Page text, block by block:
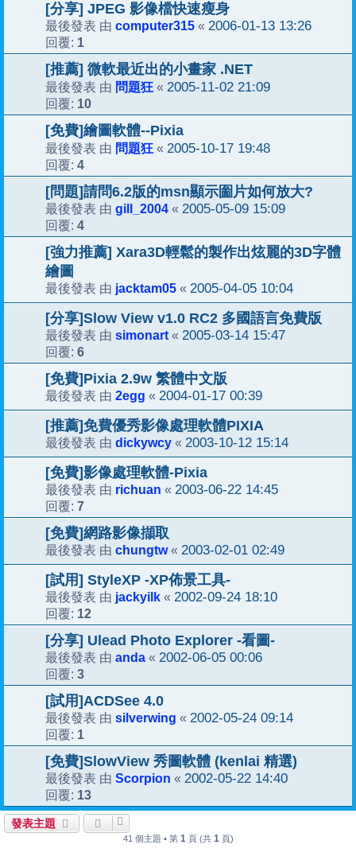
[分享] JPEG 影像檔快速瘦身
最後發表 由 computer315 « 2006-01-13 13:26
回覆: 1
[推薦] 微軟最近出的小畫家 .NET
最後發表 由 問題狂 « 2005-11-02 21:09
回覆: 10
[免費]繪圖軟體--Pixia
最後發表 由 問題狂 « 2005-10-17 19:48
回覆: 4
[問題]請問6.2版的msn顯示圗片如何放大?
最後發表 由 gill_2004 « 2005-05-09 15:09
回覆: 4
[強力推薦] Xara3D輕鬆的製作出炫麗的3D字體
繪圖
最後發表 由 jacktam05 « 2005-04-05 10:04
[分享]Slow View v1.0 RC2 多國語言免費版
最後發表 由 simonart « 2005-03-14 15:47
回覆: 6
[免費]Pixia 2.9w 繁體中文版
最後發表 由 2egg « 2004-01-17 00:39
[推薦]免費優秀影像處理軟體PIXIA
最後發表 由 dickywcy « 2003-10-12 15:14
[免費]影像處理軟體-Pixia
最後發表 由 richuan « 2003-06-22 14:45
回覆: 7
[免費]網路影像擷取
最後發表 由 chungtw« 2003-02-01 02:49
[試用] StyleXP -XP佈景工具-
最後發表 由 jackyilk « 2002-09-24 18:10
回覆: 12
[分享] Ulead Photo Explorer -看圖-
最後發表 由 anda « 2002-06-05 00:06
回覆: 3
[試用]ACDSee 4.0
最後發表 由 silverwing « 2002-05-24 09:14
回覆: 1
[免費]SlowView 秀圖軟體 (kenlai 精選)
最後發表 由 Scorpion « 2002-05-22 14:40
回覆: 13
發表主題
41 個主題 • 第 1 頁 (共 1 頁)